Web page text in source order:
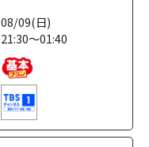
08/09(日)
21:30～01:40